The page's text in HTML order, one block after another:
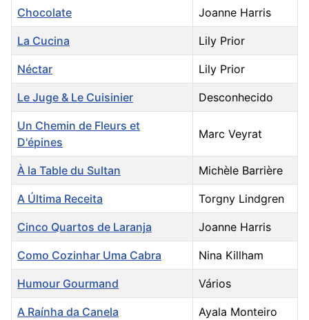
Chocolate Joanne Harris
La Cucina Lily Prior
Néctar Lily Prior
Le Juge & Le Cuisinier Desconhecido
Un Chemin de Fleurs et
D'épines
Marc Veyrat
À la Table du Sultan Michèle Barrière
A Última Receita Torgny Lindgren
Cinco Quartos de Laranja Joanne Harris
Como Cozinhar Uma Cabra Nina Killham
Humour Gourmand Vários
A Raínha da Canela Ayala Monteiro